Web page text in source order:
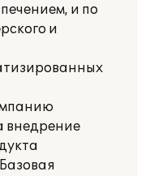
и по
и
внедрение